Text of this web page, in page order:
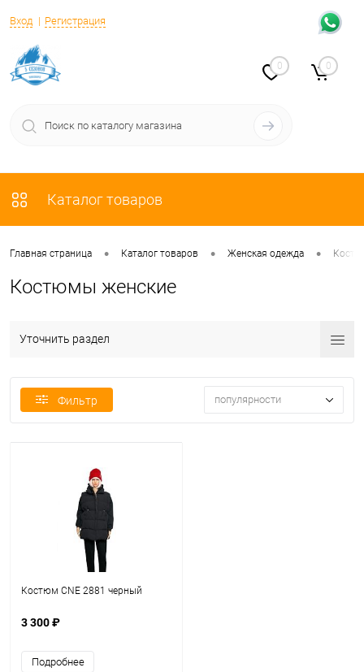
Вход Регистрация
0 0
Каталог товаров
Главная страница • Каталог товаров • Женская одежда •
Костюмы женские
Уточнить раздел
Фильтр популярности
Костюм CNE 2881 черный
3 300 ₽
Подробнее